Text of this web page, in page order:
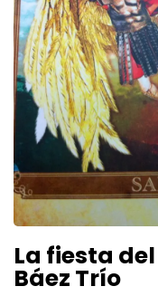
La fiesta
Báez Trío